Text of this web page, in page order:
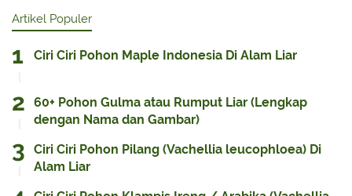
Artikel Populer
Ciri Ciri Pohon Maple Indonesia Di Alam Liar
60+ Pohon Gulma atau Rumput Liar (Lengkap
dengan Nama dan Gambar)
Ciri Ciri Pohon Pilang (Vachellia leucophloea) Di
Alam Liar